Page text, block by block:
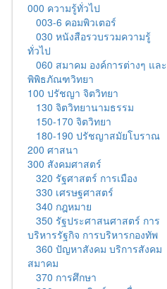
000 ความรู้ทั่วไป
003-6 คอมพิวเตอร์
030 หนังสือรวบรวมความรู้
ทั่วไป
060 สมาคม องค์การต่างๆ และ
พิพิธภัณฑวิทยา
100 ปรัชญา จิตวิทยา
130 จิตวิทยานามธรรม
150-170 จิตวิทยา
180-190 ปรัชญาสมัยโบราณ
200 ศาสนา
300 สังคมศาสตร์
320 รัฐศาสตร์ การเมือง
330 เศรษฐศาสตร์
340 กฎหมาย
350 รัฐประศาสนศาสตร์ การ
บริหารรัฐกิจ การบริหารกองทัพ
360 ปัญหาสังคม บริการสังคม
สมาคม
370 การศึกษา